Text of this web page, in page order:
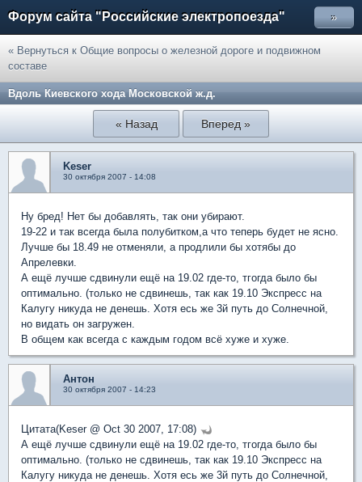
Форум сайта "Российские электропоезда" »
« Вернуться к Общие вопросы о железной дороге и подвижном
составе
Вдоль Киевского хода Московской ж.д.
« Назад Вперед »
Keser
30 октября 2007 - 14:08
Ну бред! Нет бы добавлять, так они убирают.
19-22 и так всегда была полубитком,а что теперь будет не ясно.
Лучше бы 18.49 не отменяли, а продлили бы хотябы до
Апрелевки.
А ещё лучше сдвинули ещё на 19.02 где-то, тгогда было бы
оптимально. (только не сдвинешь, так как 19.10 Экспресс на
Калугу никуда не денешь. Хотя есь же 3й путь до Солнечной,
но видать он загружен.
В общем как всегда с каждым годом всё хуже и хуже.
Антон
30 октября 2007 - 14:23
Цитата(Keser @ Oct 30 2007, 17:08)
А ещё лучше сдвинули ещё на 19.02 где-то, тгогда было бы
оптимально. (только не сдвинешь, так как 19.10 Экспресс на
Калугу никуда не денешь. Хотя есь же 3й путь до Солнечной,